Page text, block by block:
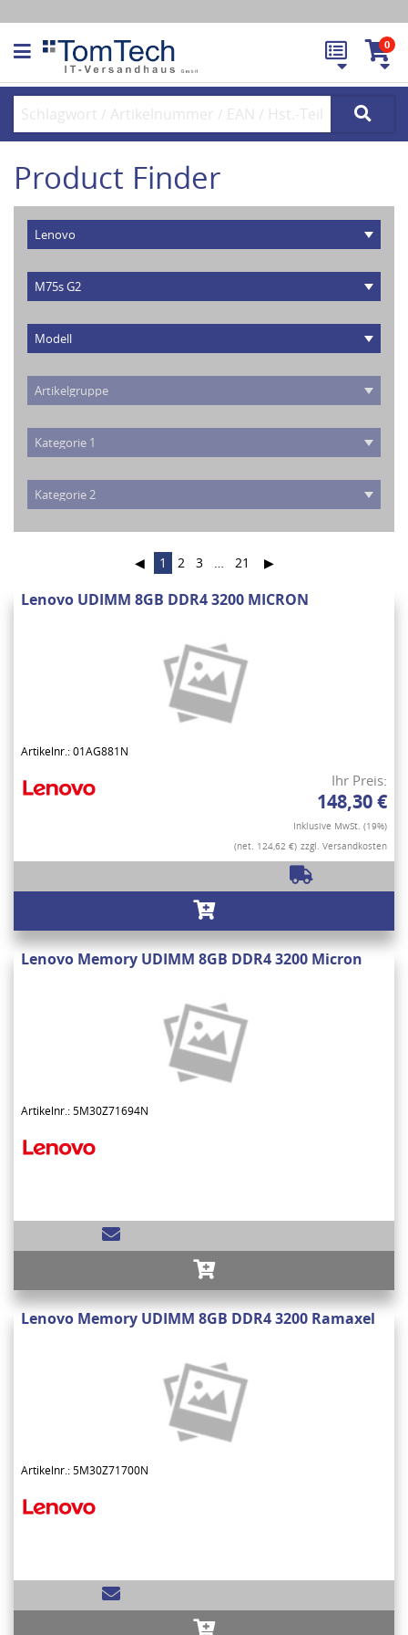
0
Product Finder
◀ 1 2 3 … 21 ▶
Lenovo UDIMM 8GB DDR4 3200 MICRON
Artikelnr.: 01AG881N
Ihr Preis:
148,30 €
Inklusive MwSt. (19%)
(net. 124,62 €) zzgl. Versandkosten
Lenovo Memory UDIMM 8GB DDR4 3200 Micron
Artikelnr.: 5M30Z71694N
Lenovo Memory UDIMM 8GB DDR4 3200 Ramaxel
Artikelnr.: 5M30Z71700N